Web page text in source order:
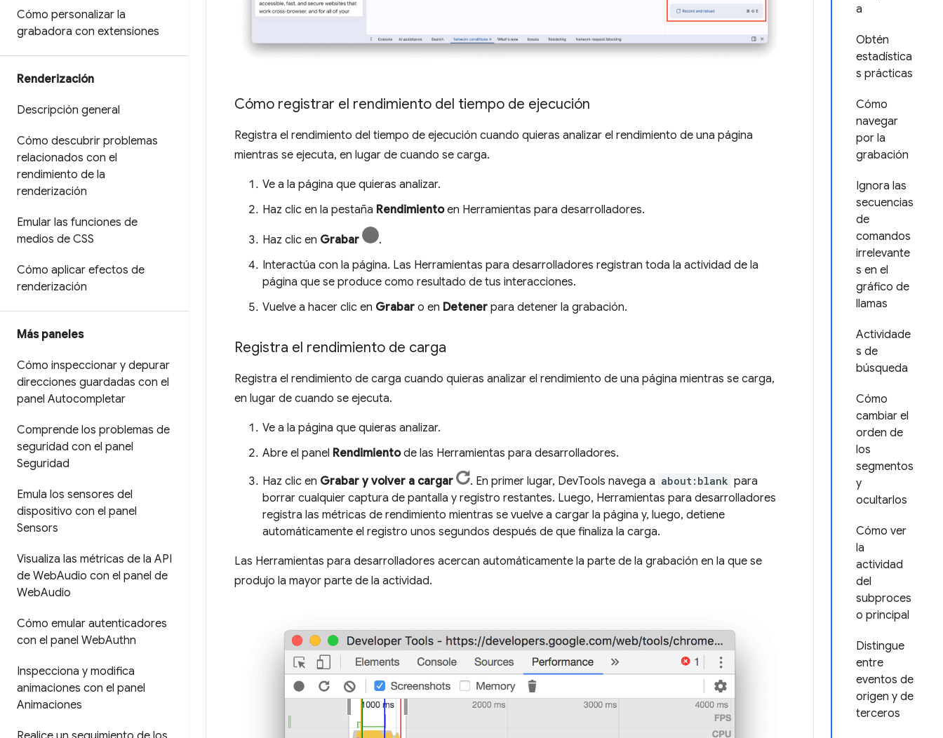
Cómo personalizar la
grabadora con extensiones
Renderización
Descripción general
Cómo descubrir problemas
relacionados con el
rendimiento de la
renderización
Emular las funciones de
medios de CSS
Cómo aplicar efectos de
renderización
Más paneles
Cómo inspeccionar y depurar
direcciones guardadas con el
panel Autocompletar
Comprende los problemas de
seguridad con el panel
Seguridad
Emula los sensores del
dispositivo con el panel
Sensors
Visualiza las métricas de la API
de WebAudio con el panel de
WebAudio
Cómo emular autenticadores
con el panel WebAuthn
Inspecciona y modifica
animaciones con el panel
Animaciones
a
Obtén
estadística
s prácticas
Cómo
navegar
por la
grabación
Ignora las
secuencias
de
comandos
irrelevante
s en el
gráfico de
llamas
Actividade
s de
búsqueda
Cómo
cambiar el
orden de
los
segmentos
y
ocultarlos
Cómo ver
la
actividad
del
subproces
o principal
Distingue
entre
eventos de
origen y de
terceros
Cómo registrar el rendimiento del tiempo de ejecución
Registra el rendimiento del tiempo de ejecución cuando quieras analizar el rendimiento de una página
mientras se ejecuta, en lugar de cuando se carga.
Ve a la página que quieras analizar.
Haz clic en la pestaña Rendimientoen Herramientas para desarrolladores.
Haz clic en Grabar
.
Interactúa con la página. Las Herramientas para desarrolladores registran toda la actividad de la
página que se produce como resultado de tus interacciones.
Vuelve a hacer clic en Grabar o en Detener para detener la grabación.
Registra el rendimiento de carga
Registra el rendimiento de carga cuando quieras analizar el rendimiento de una página mientras se carga,
en lugar de cuando se ejecuta.
Ve a la página que quieras analizar.
Abre el panel Rendimientode las Herramientas para desarrolladores.
Haz clic en Grabar y volver a cargar . En primer lugar, DevTools navega a about:blank para
borrar cualquier captura de pantalla y registro restantes. Luego, Herramientas para desarrolladores
registra las métricas de rendimiento mientras se vuelve a cargar la página y, luego, detiene
automáticamente el registro unos segundos después de que finaliza la carga.
Las Herramientas para desarrolladores acercan automáticamente la parte de la grabación en la que se
produjo la mayor parte de la actividad.